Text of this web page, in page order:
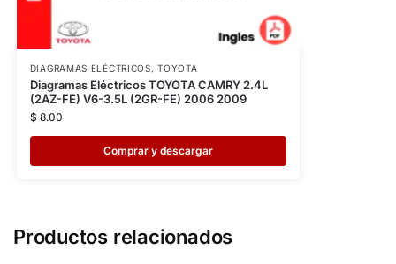
DIAGRAMAS ELÉCTRICOS,TOYOTA
Diagramas Eléctricos TOYOTA CAMRY 2.4L
(2AZ-FE) V6-3.5L (2GR-FE) 2006 2009
$ 8.00
Comprar y descargar
Productos relacionados